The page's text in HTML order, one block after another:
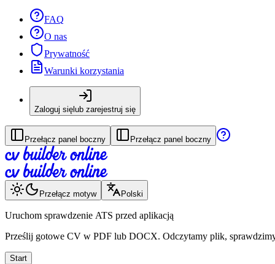
FAQ
O nas
Prywatność
Warunki korzystania
Zaloguj się lub zarejestruj się
Przełącz panel boczny Przełącz panel boczny
Przełącz motyw Polski
Uruchom sprawdzenie ATS przed aplikacją
Prześlij gotowe CV w PDF lub DOCX. Odczytamy plik,
Start